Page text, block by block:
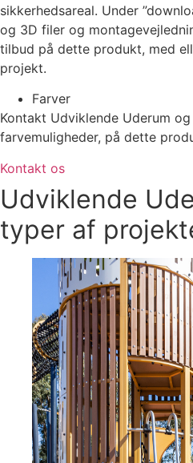
sikkerhedsareal. Under
og 3D filer og
tilbud på dette produkt, med
projekt.
Farver
Kontakt Udviklende Uderum
farvemuligheder, på dette
Kontakt os
Udviklende
typer af